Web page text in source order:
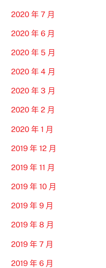
2020 年 7 月
2020 年 6 月
2020 年 5 月
2020 年 4 月
2020 年 3 月
2020 年 2 月
2020 年 1 月
2019 年 12 月
2019 年 11 月
2019 年 10 月
2019 年 9 月
2019 年 8 月
2019 年 7 月
2019 年 6 月